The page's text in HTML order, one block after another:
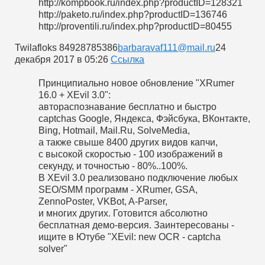
http://kompbook.ru/index.php?productID=128321
http://paketo.ru/index.php?productID=136746
http://proventili.ru/index.php?productID=80455
Twilafloks 84928785386barbaravaf111@mail.ru24
декабря 2017 в 05:26 Cсылка
Принципиально новое обновление "XRumer
16.0 + XEvil 3.0":
автораспознавание бесплатно и быстро
captchas Google, Яндекса, Фэйсбука, ВКонтакте,
Bing, Hotmail, Mail.Ru, SolveMedia,
а также свыше 8400 других видов капчи,
с высокой скоростью - 100 изображений в
секунду, и точностью - 80%..100%.
В XEvil 3.0 реализовано подключение любых
SEO/SMM программ - XRumer, GSA,
ZennoPoster, VKBot, A-Parser,
и многих других. Готовится абсолютно
бесплатная демо-версия. Заинтересованы -
ищите в Ютубе "XEvil: new OCR - captcha
solver"